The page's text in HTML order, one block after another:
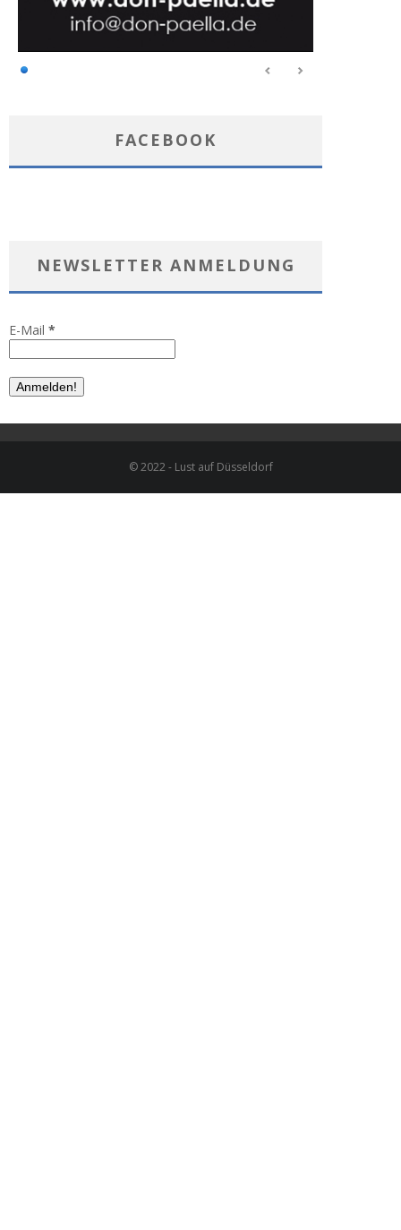
FACEBOOK
NEWSLETTER ANMELDUNG
E-Mail *
© 2022 - Lust auf Düsseldorf